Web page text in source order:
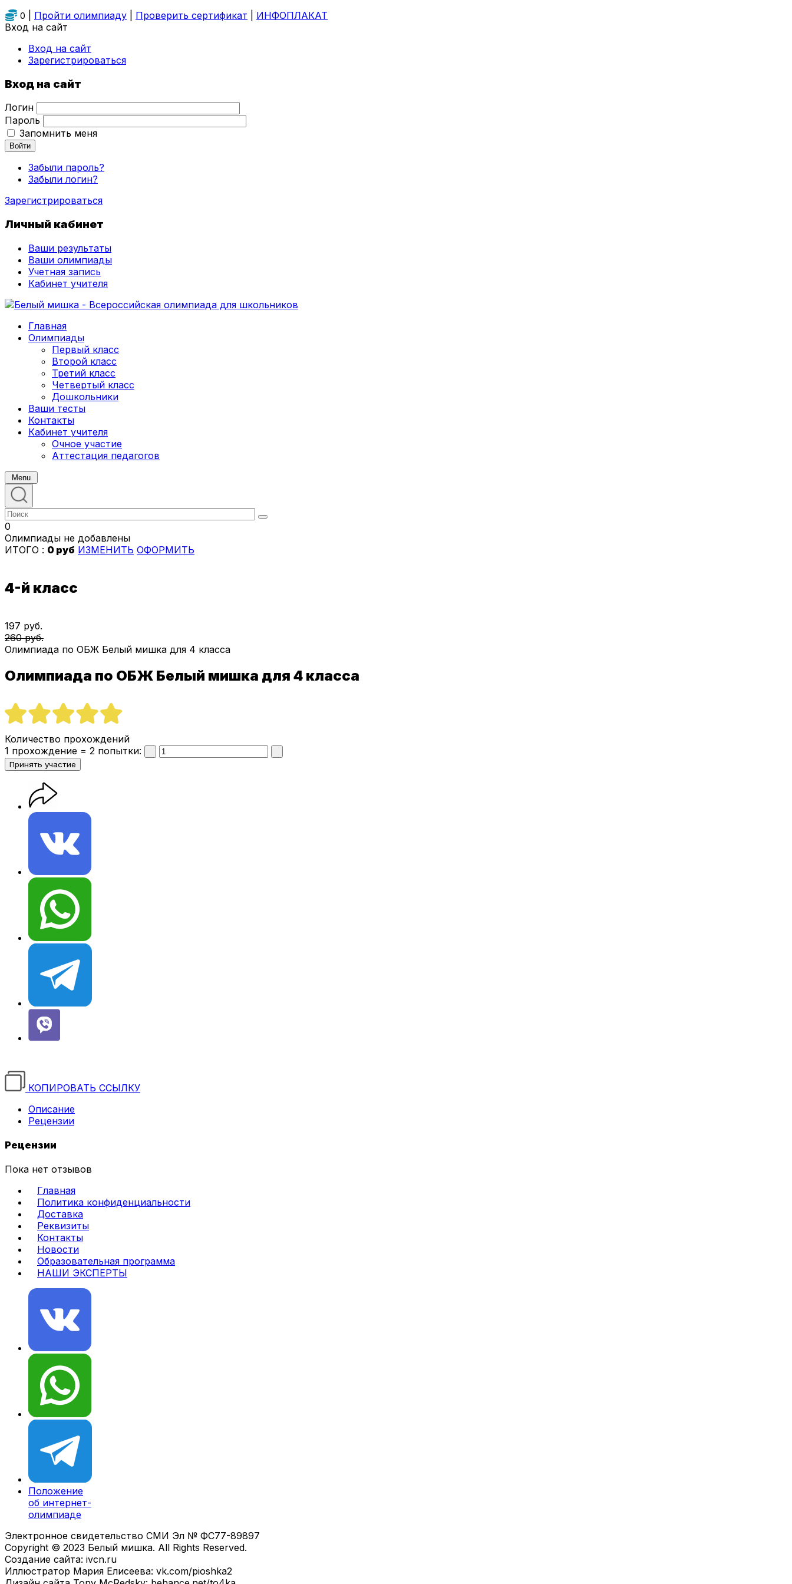
0 Пройти олимпиаду Проверить сертификат
ИНФОПЛАКАТ
Вход на сайт
Вход на сайт
Зарегистрироваться
Вход на сайт
Логин
Пароль
Запомнить меня
Войти
Забыли пароль?
Забыли логин?
Зарегистрироваться
Личный кабинет
Ваши результаты
Ваши олимпиады
Учетная запись
Кабинет учителя
Главная
Олимпиады
Первый класс
Второй класс
Третий класс
Четвертый класс
Дошкольники
Ваши тесты
Контакты
Кабинет учителя
Очное участие
Аттестация педагогов
Menu
0
Олимпиады не добавлены
ИТОГО : 0 руб ИЗМЕНИТЬ ОФОРМИТЬ
4-й класс
197 руб.
260 руб.
Олимпиада по ОБЖ Белый мишка для 4 класса
Олимпиада по ОБЖ Белый мишка для 4 класса
Количество прохождений
1 прохождение = 2 попытки:
КОПИРОВАТЬ ССЫЛКУ
Описание
Рецензии
Рецензии
Пока нет отзывов
Главная
Политика конфиденциальности
Доставка
Реквизиты
Контакты
Новости
Образовательная программа
НАШИ ЭКСПЕРТЫ
Положение
об интернет-
олимпиаде
Электронное свидетельство СМИ Эл № ФС77-89897
Copyright © 2023 Белый мишка. All Rights Reserved.
Создание сайта: ivcn.ru
Иллюстратор Мария Елисеева: vk.com/pioshka2